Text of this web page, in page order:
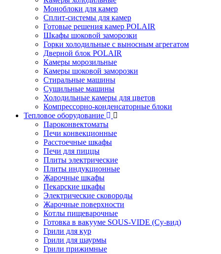
Моноблоки для камер
Сплит-системы для камер
Готовые решения камер POLAIR
Шкафы шоковой заморозки
Горки холодильные с выносным агрегатом
Дверной блок POLAIR
Камеры морозильные
Камеры шоковой заморозки
Стиральные машины
Сушильные машины
Холодильные камеры для цветов
Компрессорно-конденсаторные блоки
Тепловое оборудование
Пароконвектоматы
Печи конвекционные
Расстоечные шкафы
Печи для пиццы
Плиты электрические
Плиты индукционные
Жарочные шкафы
Пекарские шкафы
Электрические сковороды
Жарочные поверхности
Котлы пищеварочные
Готовка в вакууме SOUS-VIDE (Су-вид)
Грили для кур
Грили для шаурмы
Грили прижимные